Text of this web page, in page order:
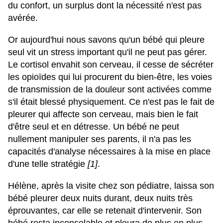
du confort, un surplus dont la nécessité n'est pas
avérée.
Or aujourd'hui nous savons qu'un bébé qui pleure
seul vit un stress important qu'il ne peut pas gérer.
Le cortisol envahit son cerveau, il cesse de sécréter
les opioïdes qui lui procurent du bien-être, les voies
de transmission de la douleur sont activées comme
s'il était blessé physiquement. Ce n'est pas le fait de
pleurer qui affecte son cerveau, mais bien le fait
d'être seul et en détresse. Un bébé ne peut
nullement manipuler ses parents, il n'a pas les
capacités d'analyse nécessaires à la mise en place
d'une telle stratégie [1].
Hélène, après la visite chez son pédiatre, laissa son
bébé pleurer deux nuits durant, deux nuits très
éprouvantes, car elle se retenait d'intervenir. Son